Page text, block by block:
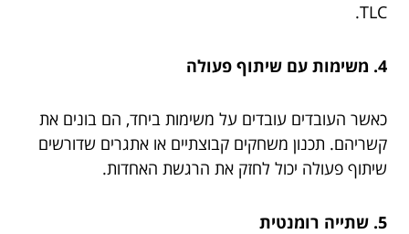
TLC.
4. משימות עם שיתוף פעולה
כאשר העובדים עובדים על משימות ביחד, הם בונים את
קשריהם. תכנון משחקים קבוצתיים או אתגרים שדורשים
שיתוף פעולה יכול לחזק את הרגשת האחדות.
5. שתייה רומנטית